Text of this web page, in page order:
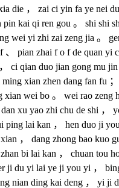
die ， zai ci yin fa ye nei
kai qi ren gou 。 shi shi
yi zhi zai zeng jia 。
pian zhai f o f de quan yi
ci qian duo jian gong mu
xian zhen dang fan fu
wei bo 。 wei rao zeng
xu yao zhi chu de shi ，
lai kan ， hen duo ji
， dang zhong bao kuo
bi lai kan ， chuan tou
ji du yi lai ye ji you yi ，
nian ding kai deng ， yi ji